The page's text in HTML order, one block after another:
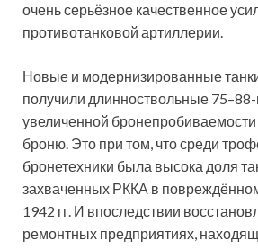
очень серьёзное качественное
противотанковой артиллерии.
Новые и модернизированные
получили длинноствольные
увеличенной
броню. Это при том, что среди
бронетехники была высока доля
захваченных РККА в
1942 гг. И впоследствии
ремонтных предприятиях,